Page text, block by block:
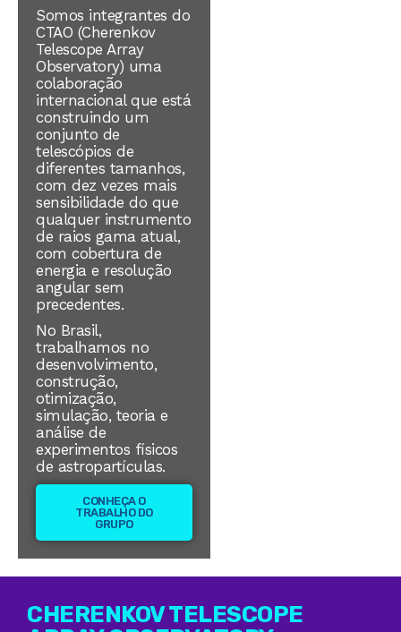
Somos integrantes do
CTAO (Cherenkov
Telescope Array
Observatory) uma
colaboração
internacional que está
construindo um
conjunto de
telescópios de
diferentes tamanhos,
com dez vezes mais
sensibilidade do que
qualquer instrumento
de raios gama atual,
com cobertura de
energia e resolução
angular sem
precedentes.
No Brasil,
trabalhamos no
desenvolvimento,
construção,
otimização,
simulação, teoria e
análise de
experimentos físicos
de astropartículas.
CONHEÇA O
TRABALHO DO
GRUPO
CHERENKOV TELESCOPE